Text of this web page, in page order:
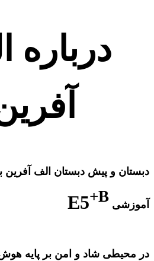
درباره
دبستان و پیش دبستان الف آفرین
آموزشی E5+B
در محیطی شاد و امن بر پایه